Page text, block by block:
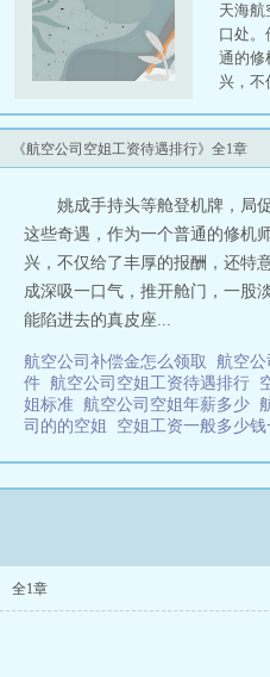
天海航
口处。
通的修
兴，不
地踏入
《航空公司空姐工资待遇排行》全1章
姚成手持头等舱登机牌，局
这些奇遇，作为一个普通的修机
兴，不仅给了丰厚的报酬，还特
成深吸一口气，推开舱门，一股
能陷进去的真皮座...
航空公司补偿金怎么领取 航空
件 航空公司空姐工资待遇排行
姐标准 航空公司空姐年薪多少
司的的空姐 空姐工资一般多少
全1章